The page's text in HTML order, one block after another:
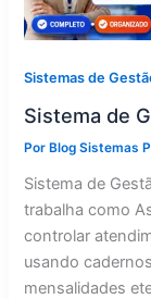
Sistemas de
Sistema de
PorBlog Sistemas
Sistema de
trabalha como
controlar
usando
mensalidades